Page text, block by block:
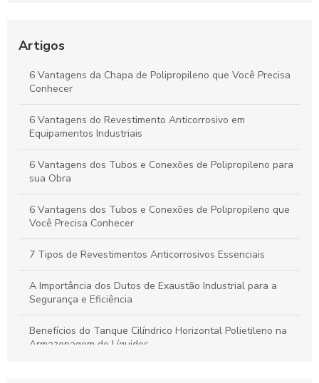
Fluidos e Relevância Industrial
Dutos de Polipropileno: Principais Benefícios e Aplicações
Indispensáveis
Duto de Polipropileno: Benefícios para Projetos Sustentáveis
e de Alto Desempenho
Artigos
6 Vantagens da Chapa de Polipropileno que Você Precisa
Conhecer
6 Vantagens do Revestimento Anticorrosivo em
Equipamentos Industriais
6 Vantagens dos Tubos e Conexões de Polipropileno para
sua Obra
6 Vantagens dos Tubos e Conexões de Polipropileno que
Você Precisa Conhecer
7 Tipos de Revestimentos Anticorrosivos Essenciais
A Importância dos Dutos de Exaustão Industrial para a
Segurança e Eficiência
Benefícios do Tanque Cilíndrico Horizontal Polietileno na
Armazenagem de Líquidos